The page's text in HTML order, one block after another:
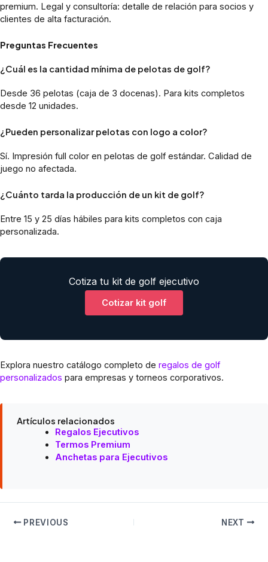
premium. Legal y consultoría: detalle de relación para socios y
clientes de alta facturación.
Preguntas Frecuentes
¿Cuál es la cantidad mínima de pelotas de golf?
Desde 36 pelotas (caja de 3 docenas). Para kits completos
desde 12 unidades.
¿Pueden personalizar pelotas con logo a color?
Sí. Impresión full color en pelotas de golf estándar. Calidad de
juego no afectada.
¿Cuánto tarda la producción de un kit de golf?
Entre 15 y 25 días hábiles para kits completos con caja
personalizada.
Cotiza tu kit de golf ejecutivo
Cotizar kit golf
Explora nuestro catálogo completo de regalos de golf
personalizados para empresas y torneos corporativos.
Artículos relacionados
Regalos Ejecutivos
Termos Premium
Anchetas para Ejecutivos
PREVIOUS NEXT